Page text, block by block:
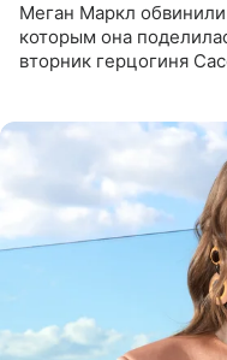
Меган Маркл обвинили
которым она
вторник герцогиня